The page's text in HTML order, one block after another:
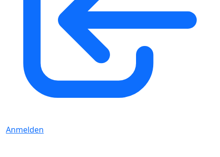
Anmelden